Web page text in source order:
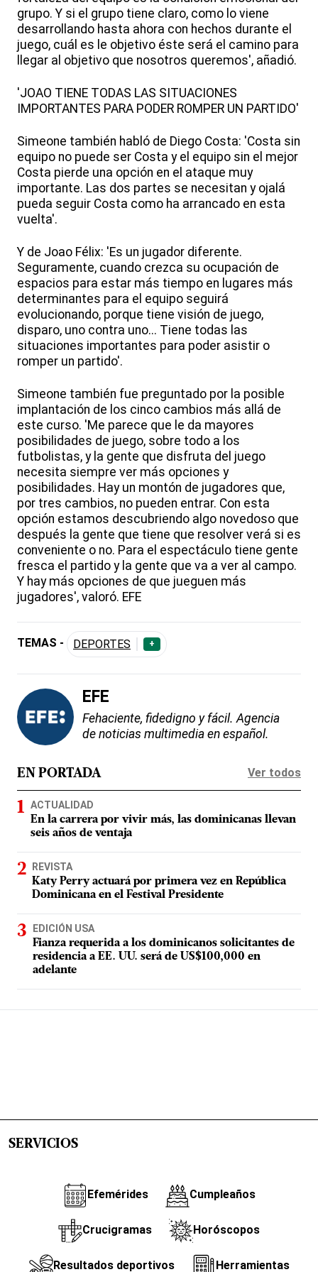
grupo. Y si el grupo tiene claro, como lo viene
desarrollando hasta ahora con hechos durante el
juego, cuál es le objetivo éste será el camino para
llegar al objetivo que nosotros queremos', añadió.
'JOAO TIENE TODAS LAS SITUACIONES
IMPORTANTES PARA PODER ROMPER UN PARTIDO'
Simeone también habló de Diego Costa: 'Costa sin
equipo no puede ser Costa y el equipo sin el mejor
Costa pierde una opción en el ataque muy
importante. Las dos partes se necesitan y ojalá
pueda seguir Costa como ha arrancado en esta
vuelta'.
Y de Joao Félix: 'Es un jugador diferente.
Seguramente, cuando crezca su ocupación de
espacios para estar más tiempo en lugares más
determinantes para el equipo seguirá
evolucionando, porque tiene visión de juego,
disparo, uno contra uno... Tiene todas las
situaciones importantes para poder asistir o
romper un partido'.
Simeone también fue preguntado por la posible
implantación de los cinco cambios más allá de
este curso. 'Me parece que le da mayores
posibilidades de juego, sobre todo a los
futbolistas, y la gente que disfruta del juego
necesita siempre ver más opciones y
posibilidades. Hay un montón de jugadores que,
por tres cambios, no pueden entrar. Con esta
opción estamos descubriendo algo novedoso que
después la gente que tiene que resolver verá si es
conveniente o no. Para el espectáculo tiene gente
fresca el partido y la gente que va a ver al campo.
Y hay más opciones de que jueguen más
jugadores', valoró. EFE
TEMAS - DEPORTES +
EFE
Fehaciente, fidedigno y fácil. Agencia
de noticias multimedia en español.
EN PORTADA Ver todos
ACTUALIDAD
En la carrera por vivir más, las dominicanas llevan
seis años de ventaja
REVISTA
Katy Perry actuará por primera vez en República
Dominicana en el Festival Presidente
EDICIÓN USA
Fianza requerida a los dominicanos solicitantes de
residencia a EE. UU. será de US$100,000 en
adelante
SERVICIOS
Efemérides Cumpleaños
Crucigramas Horóscopos
Resultados deportivos Herramientas